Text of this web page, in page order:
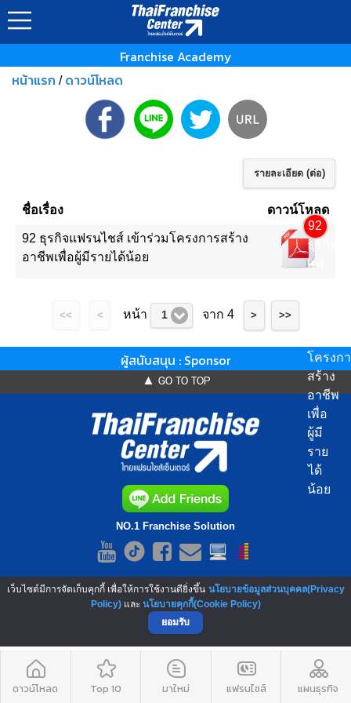
Franchise Academy
หน้าแรก / ดาวน์โหลด
รายละเอียด (ต่อ)
ชื่อเรื่อง ดาวน์โหลด
92 ธุรกิจแฟรนไชส์ เข้าร่วมโครงการสร้าง
อาชีพเพื่อผู้มีรายได้น้อย
92
ธุรกิจ
แฟ
โครงก
สร้าง
อาชีพ
เพื่อ
ผู้มี
ราย
ได้
น้อย
<< < หน้า 1 จาก 4 > >>
ผู้สนับสนุน : Sponsor
▲ GO TO TOP
NO.1 Franchise Solution
เว็บไซต์มีการจัดเก็บคุกกี้ เพื่อให้การใช้งานดียิ่งขึ้น นโยบายข้อมูลส่วนบุคคล(Privacy
Policy)และ นโยบายคุกกี้(Cookie Policy)
ยอมรับ
ดาวน์โหลด Top 10 มาใหม่ แฟรนไชส์ แผนธุรกิจ